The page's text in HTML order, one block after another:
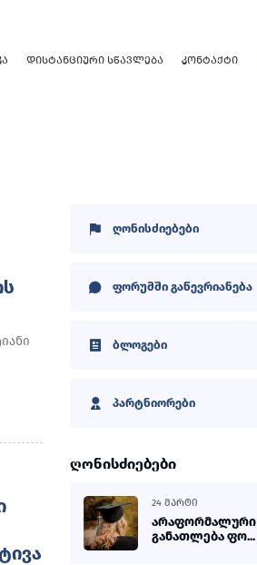
ᲓᲘᲡᲢᲐᲜᲪᲘᲣᲠᲘ ᲡᲬᲐᲕᲚᲔᲑᲐ ᲙᲝᲜᲢᲐᲥᲢᲘ
ღონისძიებები
ფორუმში გაწევრიანება
ბლოგები
პარტნიორები
ღონისძიებები
24 ᲛᲐᲠᲢᲘ
არაფორმალური
განათლება ფო...